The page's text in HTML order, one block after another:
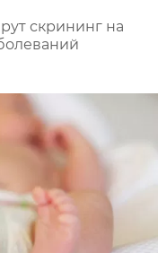
скрининг на